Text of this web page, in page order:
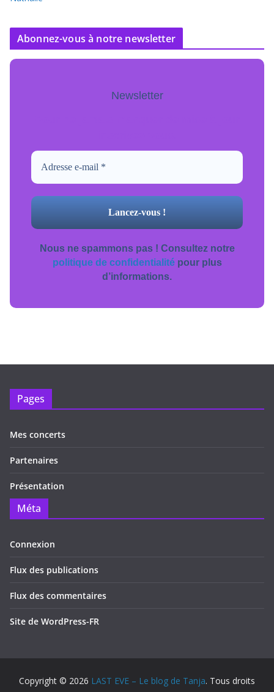
Abonnez-vous à notre newsletter
Newsletter
Nous ne spammons pas ! Consultez notre
politique de confidentialitépour plus
d’informations.
Pages
Mes concerts
Partenaires
Présentation
Méta
Connexion
Flux des publications
Flux des commentaires
Site de WordPress-FR
Copyright © 2026 LAST EVE – Le blog de Tanja. Tous droits